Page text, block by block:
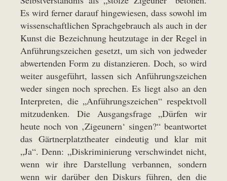
Es wird ferner darauf hingewiesen, dass sowohl im
wissenschaftlichen Sprachgebrauch als auch in der
Kunst die Bezeichnung heutzutage in der Regel in
Anführungszeichen gesetzt, um sich von jedweder
abwertenden Form zu distanzieren. Doch, so wird
weiter ausgeführt, lassen sich Anführungszeichen
weder singen noch sprechen. Es liegt also an den
Interpreten, die „Anführungszeichen“ respektvoll
mitzudenken. Die Ausgangsfrage „Dürfen wir
heute noch von ‚Zigeunern‘ singen?“ beantwortet
das Gärtnerplatztheater eindeutig und klar mit
„Ja“. Denn: „Diskriminierung verschwindet nicht,
wenn wir ihre Darstellung verbannen, sondern
wenn wir darüber den Diskurs führen, den die